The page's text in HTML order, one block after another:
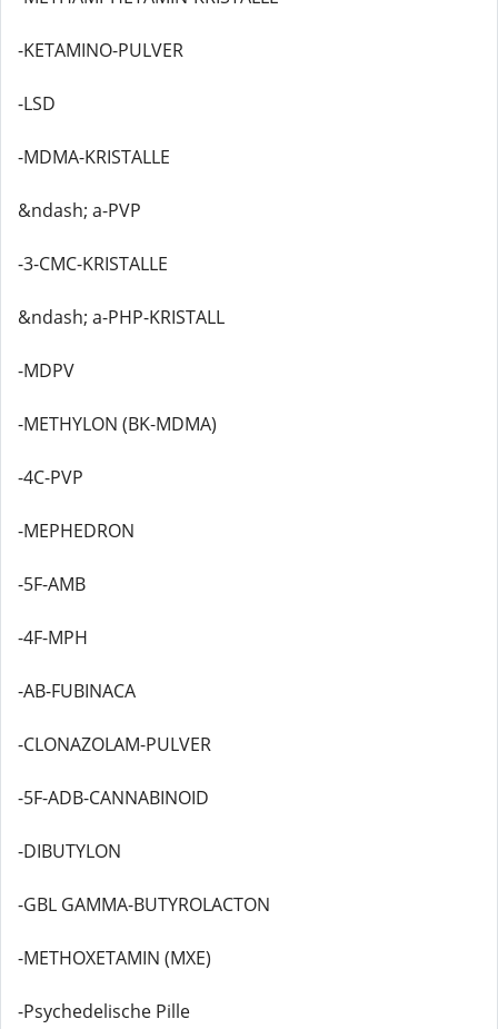
-KETAMINO-PULVER
-LSD
-MDMA-KRISTALLE
&ndash; a-PVP
-3-CMC-KRISTALLE
&ndash; a-PHP-KRISTALL
-MDPV
-METHYLON (BK-MDMA)
-4C-PVP
-MEPHEDRON
-5F-AMB
-4F-MPH
-AB-FUBINACA
-CLONAZOLAM-PULVER
-5F-ADB-CANNABINOID
-DIBUTYLON
-GBL GAMMA-BUTYROLACTON
-METHOXETAMIN (MXE)
-Psychedelische Pille